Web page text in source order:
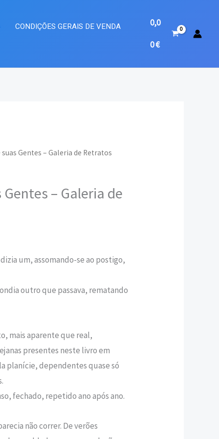
CONDIÇÕES GERAIS DE VENDA
0,0
0€
Gentes – Galeria de Retratos
– Galeria de
um, assomando-se ao postigo,
outro que passava, rematando
mais aparente que real,
presentes neste livro em
planície, dependentes quase só
fechado, repetido ano após ano.
não correr. De verões